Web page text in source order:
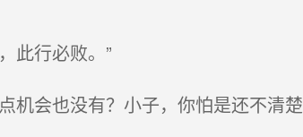
此行必败。”
机会也没有？小子，你怕是还不清